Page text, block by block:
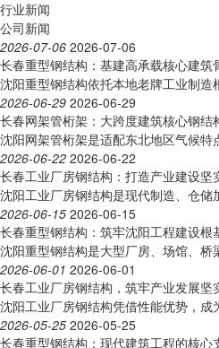
行业新闻
公司新闻
2026-07-06 2026-07-06
长春重型钢结构：基建高承载核心建筑
沈阳重型钢结构依托本地老牌工业制
2026-06-29 2026-06-29
长春网架管桁架：大跨度建筑核心钢结
沈阳网架管桁架是适配东北地区气候
2026-06-22 2026-06-22
长春工业厂房钢结构：打造产业建设坚
沈阳工业厂房钢结构是现代制造、仓
2026-06-15 2026-06-15
长春重型钢结构：筑牢沈阳工程建设根
沈阳重型钢结构是大型厂房、场馆、
2026-06-01 2026-06-01
长春工业厂房钢结构，筑牢产业发展坚
沈阳工业厂房钢结构凭借性能优势，
2026-05-25 2026-05-25
长春重型钢结构：现代建筑工程的核心